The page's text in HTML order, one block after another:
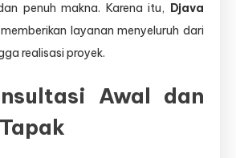
penuh makna. Karena itu, Djava
memberikan layanan menyeluruh dari
realisasi proyek.
Awal dan